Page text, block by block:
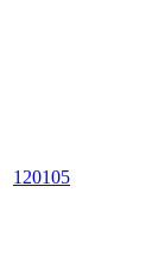
120105